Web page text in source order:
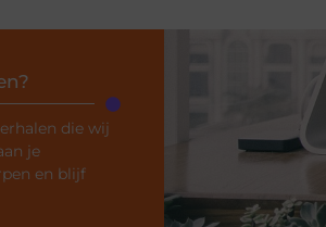
die wij
je
en blijf